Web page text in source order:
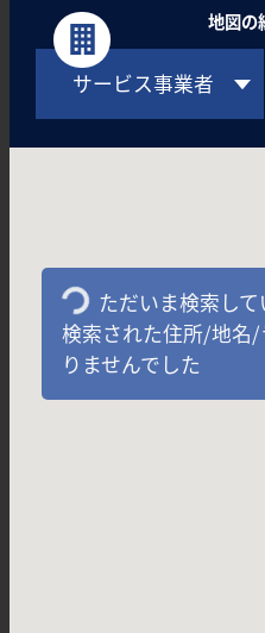
地図の
サービス事業者
ただいま検索し
検索された住所/地名
りませんでした